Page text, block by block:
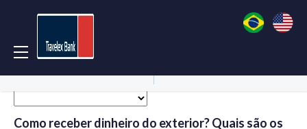
Como receber dinheiro do exterior? Quais são os